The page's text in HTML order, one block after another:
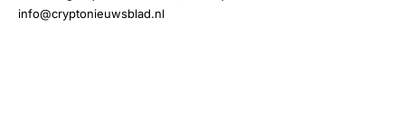
info@cryptonieuwsblad.nl